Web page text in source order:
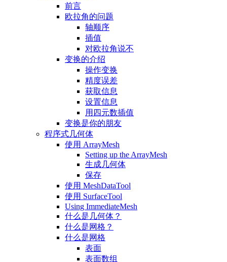
前言
欧拉角的问题
轴顺序
插值
对欧拉角说不
变换的介绍
操作变换
精度误差
获取信息
设置信息
用四元数插值
变换是你的朋友
程序式几何体
使用 ArrayMesh
Setting up the ArrayMesh
生成几何体
保存
使用 MeshDataTool
使用 SurfaceTool
Using ImmediateMesh
什么是几何体？
什么是网格？
什么是网格
表面
表面数组